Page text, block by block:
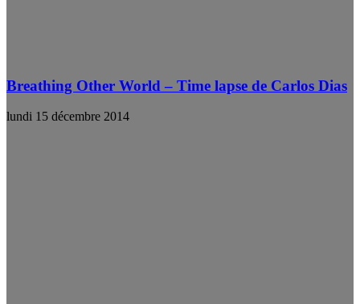
Breathing Other World – Time lapse de Carlos Dias
lundi 15 décembre 2014